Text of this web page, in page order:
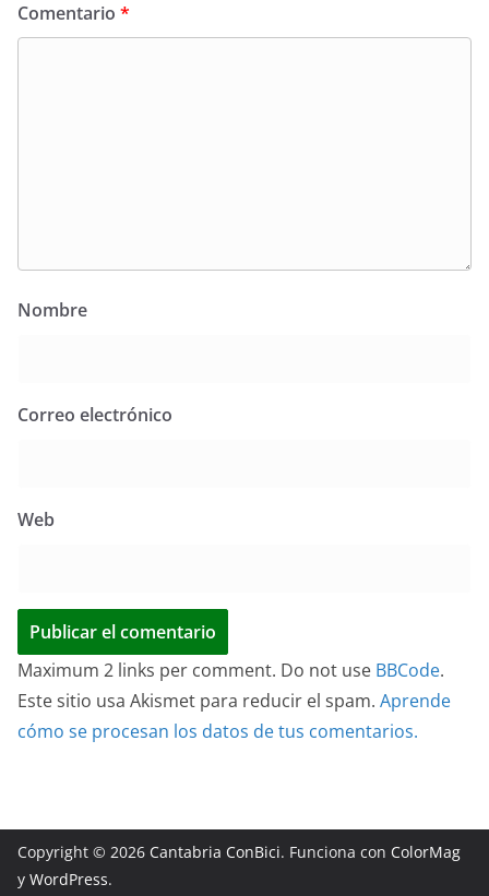
Comentario *
Nombre
Correo electrónico
Web
Maximum 2 links per comment. Do not use BBCode.
Este sitio usa Akismet para reducir el spam. Aprende
cómo se procesan los datos de tus comentarios.
Copyright © 2026 Cantabria ConBici. Funciona con ColorMag
y WordPress.